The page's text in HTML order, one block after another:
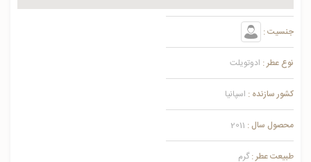
جنسیت :
نوع عطر : ادوتویلت
کشور سازنده : اسپانیا
محصول سال : 2011
طبیعت عطر : گرم